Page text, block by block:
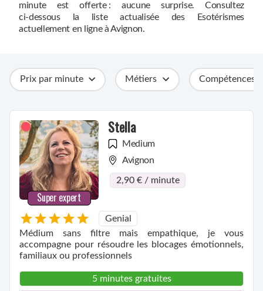
minute est offerte : aucune surprise. Consultez
ci‑dessous la liste actualisée des Esotérismes
actuellement en ligne à Avignon.
Prix par minute
Catégories
Métiers Compétences
Super expert
Stella
Medium
Avignon
2,90 € / minute
Genial
Médium sans filtre mais empathique, je vous
accompagne pour résoudre les blocages émotionnels,
familiaux ou professionnels
5 minutes gratuites